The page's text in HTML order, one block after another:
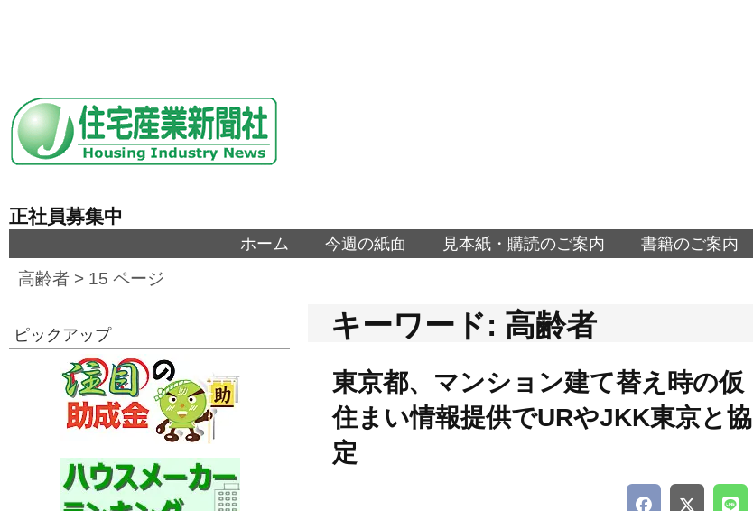
正社員募集中
ホーム 今週の紙面 見本紙・購読のご案内 書籍のご案内
高齢者 > 15 ページ
キーワード: 高齢者
東京都、マンション建て替え時の仮
住まい情報提供でURやJKK東京と協
定
ピックアップ